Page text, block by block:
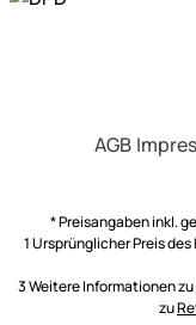
AGB
* Preisangaben inkl.
1 Ursprünglicher Preis
3 Weitere Informationen
zu